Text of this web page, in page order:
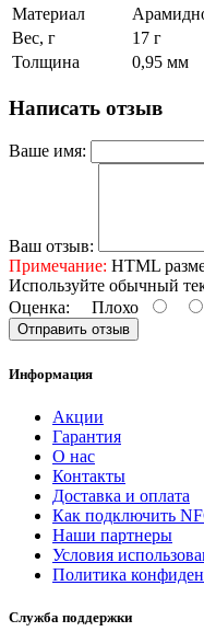
Материал
Вес, г
17 г
Толщина
0,95 мм
Написать отзыв
Ваше имя:
Ваш отзыв:
Примечание: HTML
Используйте обычный
Оценка: Плохо
Отправить отзыв
Информация
Акции
Гарантия
O нас
Контакты
Доставка и оплата
Как подключить
Наши партнеры
Условия
Политика
Служба поддержки